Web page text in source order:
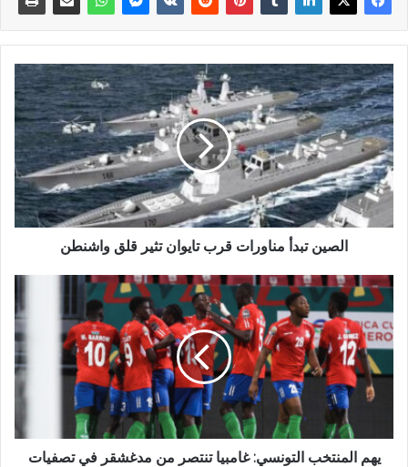
الصين تبدأ مناورات قرب تايوان تثير قلق واشنطن
يهم المنتخب التونسي: غامبيا تنتصر من مدغشقر في تصفيات